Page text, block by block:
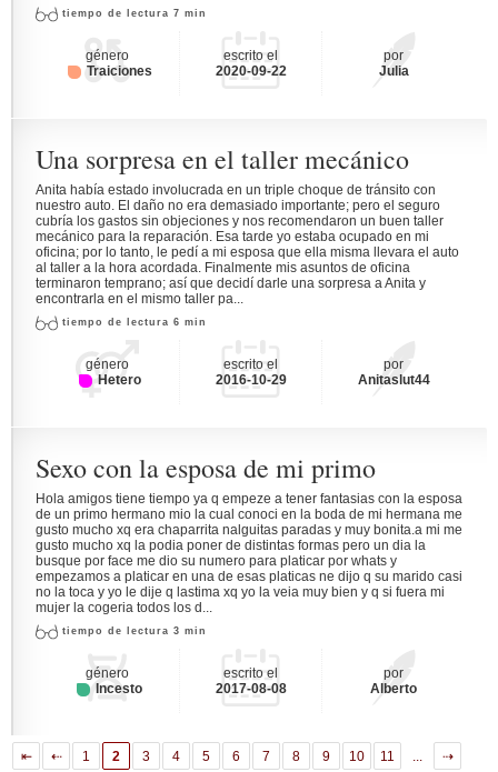
tiempo de lectura 7 min
género
Traiciones
escrito el
2020-09-22
por
Julia
Una sorpresa en el taller mecánico
Anita había estado involucrada en un triple choque de tránsito con
nuestro auto. El daño no era demasiado importante; pero el seguro
cubría los gastos sin objeciones y nos recomendaron un buen taller
mecánico para la reparación. Esa tarde yo estaba ocupado en mi
oficina; por lo tanto, le pedí a mi esposa que ella misma llevara el auto
al taller a la hora acordada. Finalmente mis asuntos de oficina
terminaron temprano; así que decidí darle una sorpresa a Anita y
encontrarla en el mismo taller pa...
tiempo de lectura 6 min
género
Hetero
escrito el
2016-10-29
por
Anitaslut44
Sexo con la esposa de mi primo
Hola amigos tiene tiempo ya q empeze a tener fantasias con la esposa
de un primo hermano mio la cual conoci en la boda de mi hermana me
gusto mucho xq era chaparrita nalguitas paradas y muy bonita.a mi me
gusto mucho xq la podia poner de distintas formas pero un dia la
busque por face me dio su numero para platicar por whats y
empezamos a platicar en una de esas platicas ne dijo q su marido casi
no la toca y yo le dije q lastima xq yo la veia muy bien y q si fuera mi
mujer la cogeria todos los d...
tiempo de lectura 3 min
género
Incesto
escrito el
2017-08-08
por
Alberto
⇤ ⇠ 1 2 3 4 5 6 7 8 9 10 11 ...
⇢